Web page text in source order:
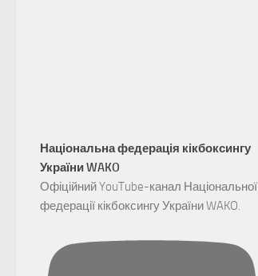
Національна федерація кікбоксингу
України WAKO
Офіційний YouTube-канал Національної
федерації кікбоксингу України WAKO.